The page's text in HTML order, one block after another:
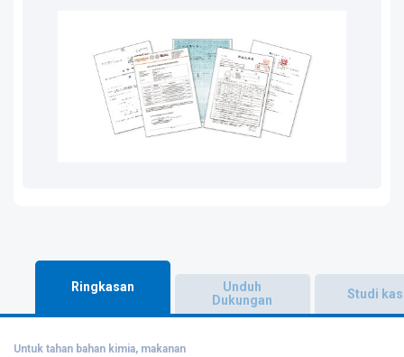
Ringkasan
Unduh
Dukungan
Studi
Untuk tahan bahan kimia, makanan